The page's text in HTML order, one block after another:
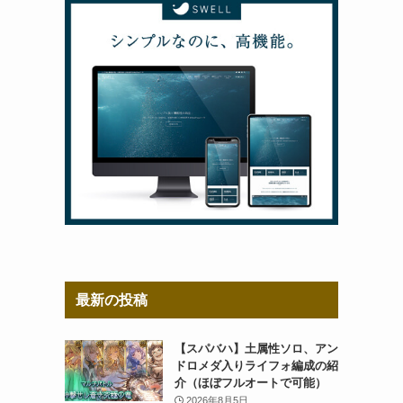
最新の投稿
【スパバハ】土属性ソロ、アン
ドロメダ入りライフォ編成の紹
介（ほぼフルオートで可能）
2026年8月5日